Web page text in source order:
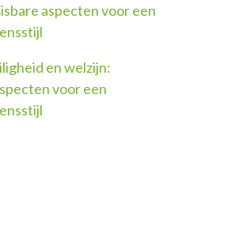
aspecten voor een
en welzijn:
voor een